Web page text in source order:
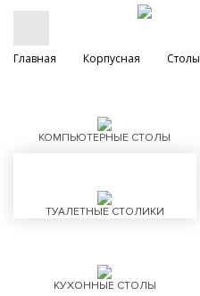
Главная Корпусная Столы
КОМПЬЮТЕРНЫЕ СТОЛЫ
ТУАЛЕТНЫЕ СТОЛИКИ
КУХОННЫЕ СТОЛЫ